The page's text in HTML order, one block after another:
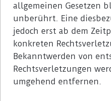
allgemeinen Gesetzen
unberührt. Eine
jedoch erst ab dem
konkreten
Bekanntwerden von
Rechtsverletzungen
umgehend entfernen.